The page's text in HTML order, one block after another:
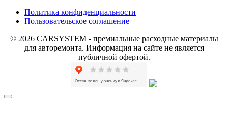
Политика конфиденциальности
Пользовательское соглашение
© 2026 CARSYSTEM - премиальные расходные материалы
для авторемонта. Информация на сайте не является
публичной офертой.